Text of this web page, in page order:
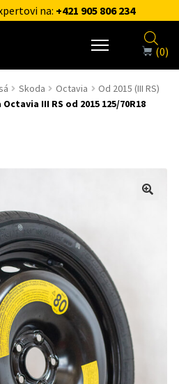
na: +421 905 806 234
(0)
Skoda Octavia
Od 2015 (III RS)
III RS od 2015 125/70R18